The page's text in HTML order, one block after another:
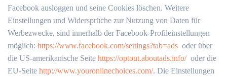
Facebook ausloggen und seine Cookies löschen. Weitere
Einstellungen und Widersprüche zur Nutzung von Daten für
Werbezwecke, sind innerhalb der Facebook-Profileinstellungen
möglich: https://www.facebook.com/settings?tab=ads oder über
die US-amerikanische Seite https://optout.aboutads.info/oder die
EU-Seite http://www.youronlinechoices.com/. Die Einstellungen